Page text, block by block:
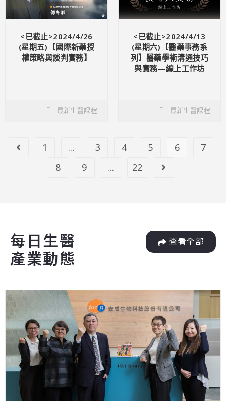
<已截止>2024/4/26
(星期五)【國際新藥授
權策略與談判實務】
最新生醫課程
<已截止>2024/4/13
(星期六)【醫藥事務系
列】醫藥學術溝通技巧
與實務—線上工作坊
最新生醫課程
1 ... 3 4 5 6
7
8
9 ... 22
每日生醫
產業動態
查看全部